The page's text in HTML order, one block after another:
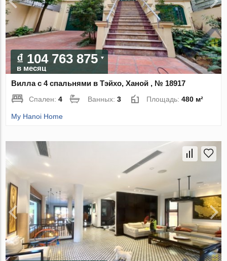
₫ 104 763 875
в месяц
Вилла с 4 спальнями в Тэйхо, Ханой , № 18917
Спален:4 Ванных:3 Площадь:480 м²
My Hanoi Home